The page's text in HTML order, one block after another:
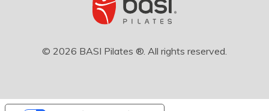
© 2026 BASI Pilates ®. All rights reserved.